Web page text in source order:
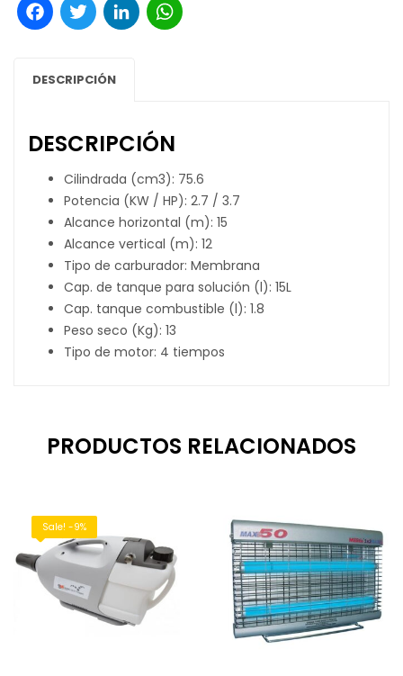
DESCRIPCIÓN
DESCRIPCIÓN
Cilindrada (cm3): 75.6
Potencia (KW / HP): 2.7 / 3.7
Alcance horizontal (m): 15
Alcance vertical (m): 12
Tipo de carburador: Membrana
Cap. de tanque para solución (l): 15L
Cap. tanque combustible (l): 1.8
Peso seco (Kg): 13
Tipo de motor: 4 tiempos
PRODUCTOS RELACIONADOS
Sale! -9%